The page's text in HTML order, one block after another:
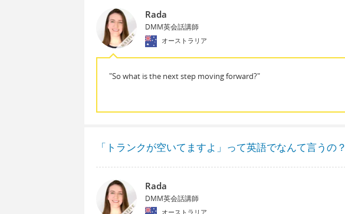
Rada
DMM英会話講師
オーストラリア
"So what is the next step moving forward?"
「トランクが空いてますよ」って英語でなんて言うの？
Rada
DMM英会話講師
オーストラリア